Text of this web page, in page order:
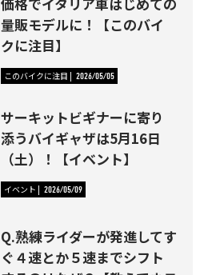
量販モデルに！【このバイ
クに注目】
このバイクに注目 2026/05/05
サーキットビギナーに寄り
添うバイギャザは5月16日
（土）！【イベント】
イベント 2026/05/09
Q.熟練ライダーが発進してす
ぐ４速とか５速までシフト